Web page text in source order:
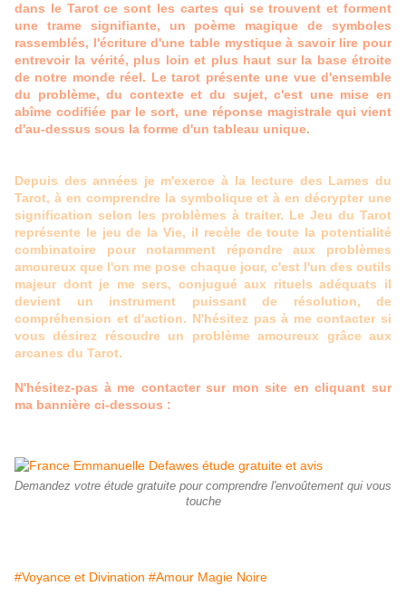
dans le Tarot ce sont les cartes qui se trouvent et forment
une trame signifiante, un poème magique de symboles
rassemblés, l'écriture d'une table mystique à savoir lire pour
entrevoir la vérité, plus loin et plus haut sur la base étroite
de notre monde réel. Le tarot présente une vue d'ensemble
du problème, du contexte et du sujet, c'est une mise en
abîme codifiée par le sort, une réponse magistrale qui vient
d'au-dessus sous la forme d'un tableau unique.
Depuis des années je m'exerce à la lecture des Lames du
Tarot, à en comprendre la symbolique et à en décrypter une
signification selon les problèmes à traiter. Le Jeu du Tarot
représente le jeu de la Vie, il recèle de toute la potentialité
combinatoire pour notamment répondre aux problèmes
amoureux que l'on me pose chaque jour, c'est l'un des outils
majeur dont je me sers, conjugué aux rituels adéquats il
devient un instrument puissant de résolution, de
compréhension et d'action. N'hésitez pas à me contacter si
vous désirez résoudre un problème amoureux grâce aux
arcanes du Tarot.
N'hésitez-pas à me contacter sur mon site en cliquant sur
ma bannière ci-dessous :
Demandez votre étude gratuite pour comprendre l'envoûtement qui vous
touche
#Voyance et Divination #Amour Magie Noire